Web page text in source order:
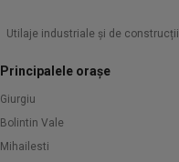
Utilaje industriale și de construcții
Principalele orașe
Giurgiu
Bolintin Vale
Mihailesti